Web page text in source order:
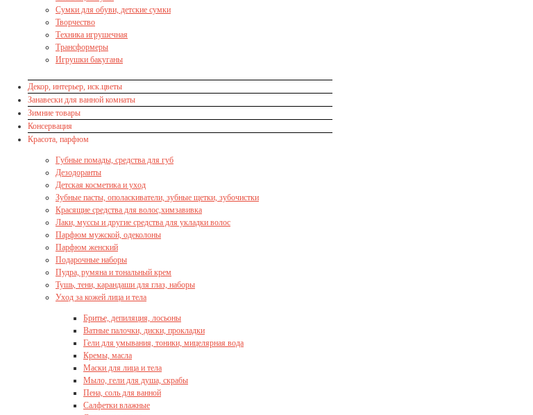
Сумки для обуви, детские сумки
Творчество
Техника игрушечная
Трансформеры
Игрушки бакуганы
Декор, интерьер, иск.цветы
Занавески для ванной комнаты
Зимние товары
Консервация
Красота, парфюм
Губные помады, средства для губ
Дезодоранты
Детская косметика и уход
Зубные пасты, ополаскиватели, зубные щетки, зубочистки
Красящие средства для волос,химзавивка
Лаки, муссы и другие средства для укладки волос
Парфюм мужской, одеколоны
Парфюм женский
Подарочные наборы
Пудра, румяна и тональный крем
Тушь, тени, карандаши для глаз, наборы
Уход за кожей лица и тела
Бритье, депиляция, лосьоны
Ватные палочки, диски, прокладки
Гели для умывания, тоники, мицелярная вода
Кремы, масла
Маски для лица и тела
Мыло, гели для душа, скрабы
Пена, соль для ванной
Салфетки влажные